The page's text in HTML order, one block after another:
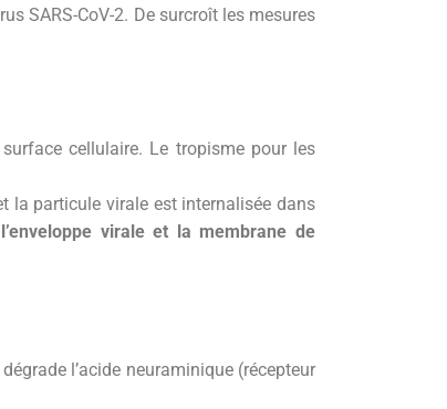
SARS-CoV-2. De surcroît les mesures
cellulaire. Le tropisme pour les
la particule virale est internalisée dans
virale et la membrane de
l’acide neuraminique (récepteur